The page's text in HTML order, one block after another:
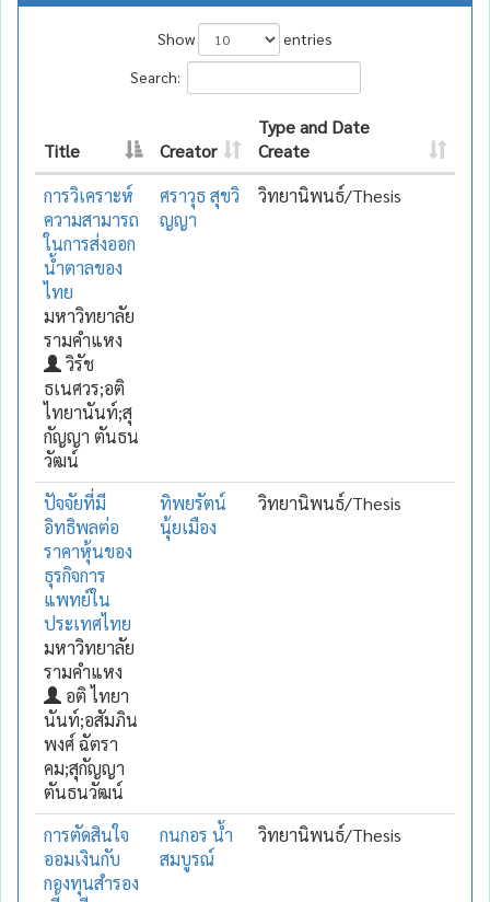
Show
entries
Search:
Title Creator
Type and Date
Create
การวิเคราะห์
ความสามารถ
ในการส่งออก
น้ำตาลของ
ไทย
มหาวิทยาลัย
รามคำแหง
วิรัช
ธเนศวร;อติ
ไทยานันท์;สุ
กัญญา ตันธน
วัฒน์
ศราวุธ สุขวิ
ญญา
วิทยานิพนธ์/Thesis
ปัจจัยที่มี
อิทธิพลต่อ
ราคาหุ้นของ
ธุรกิจการ
แพทย์ใน
ประเทศไทย
มหาวิทยาลัย
รามคำแหง
อติ ไทยา
นันท์;อสัมภิน
พงศ์ ฉัตรา
คม;สุกัญญา
ตันธนวัฒน์
ทิพยรัตน์
นุ้ยเมือง
วิทยานิพนธ์/Thesis
การตัดสินใจ
ออมเงินกับ
กองทุนสำรอง
กนกอร น้ำ
สมบูรณ์
วิทยานิพนธ์/Thesis